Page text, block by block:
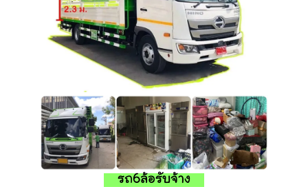
รถ6ล้อรับจ้าง